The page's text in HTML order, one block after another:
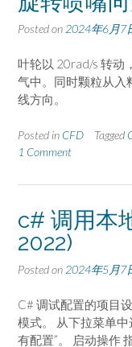
Posted on 2024年6月7
叶轮以 20rad/s 转动
气中。同时颗粒从入
线方向。
Posted in CFD Tagged
1 Comment
c# 调用本
2022)
Posted on 2024年5月7
C# 调试配置的项目
模式。 从下拉菜单中
有配置”。 启动操作